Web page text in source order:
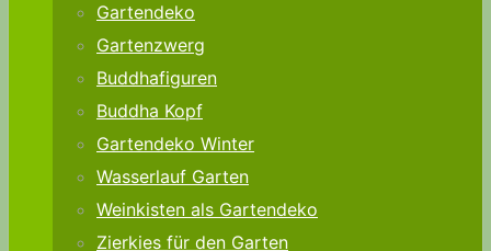
Gartendeko
Gartenzwerg
Buddhafiguren
Buddha Kopf
Gartendeko Winter
Wasserlauf Garten
Weinkisten als Gartendeko
Zierkies für den Garten